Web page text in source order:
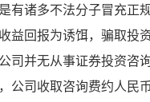
有诸多不法分子冒充
回报为诱饵，骗取投
并无从事证券投资咨
公司收取咨询费约人